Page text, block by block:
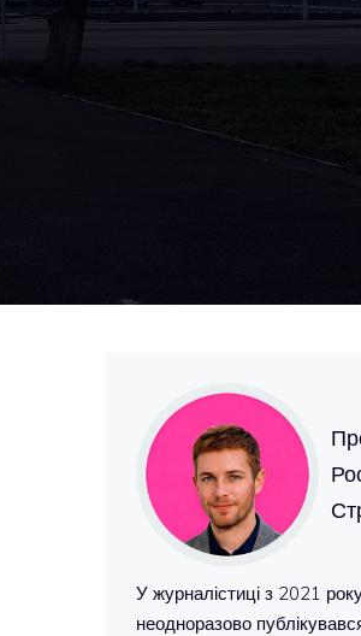
У журналістиці з 2021
неодноразово